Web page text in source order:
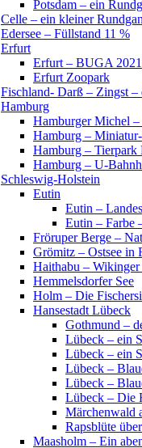
Potsdam – ein
Celle – ein kleiner
Edersee – Füllstand 11 %
Erfurt
Erfurt – BUGA 2021
Erfurt Zoopark
Fischland- Darß – Zingst –
Hamburg
Hamburger Michel
Hamburg –
Hamburg – Tierpark
Hamburg – U-
Schleswig-Holstein
Eutin
Eutin –
Eutin – Farbe
Fröruper Berge –
Grömitz – Ostsee in
Haithabu –
Hemmelsdorfer See
Holm – Die
Hansestadt Lübeck
Gothmund –
Lübeck – ein
Lübeck – ein
Lübeck –
Lübeck –
Lübeck – Die
Märchenwald
Rapsblüte
Maasholm – Ein